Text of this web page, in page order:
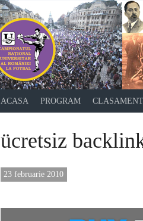
ACASA PROGRAM
ücretsiz
23 februarie 2010